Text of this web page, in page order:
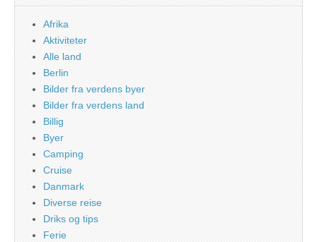
Afrika
Aktiviteter
Alle land
Berlin
Bilder fra verdens byer
Bilder fra verdens land
Billig
Byer
Camping
Cruise
Danmark
Diverse reise
Driks og tips
Ferie